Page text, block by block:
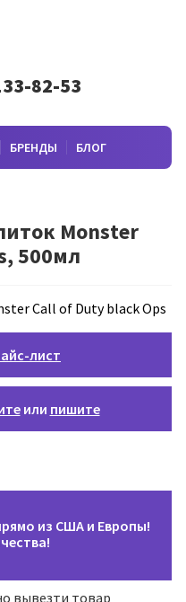
82-53
БРЕНДЫ БЛОГ
Monster
500мл
лист
или пишите
из США и Европы!
вывезти товар